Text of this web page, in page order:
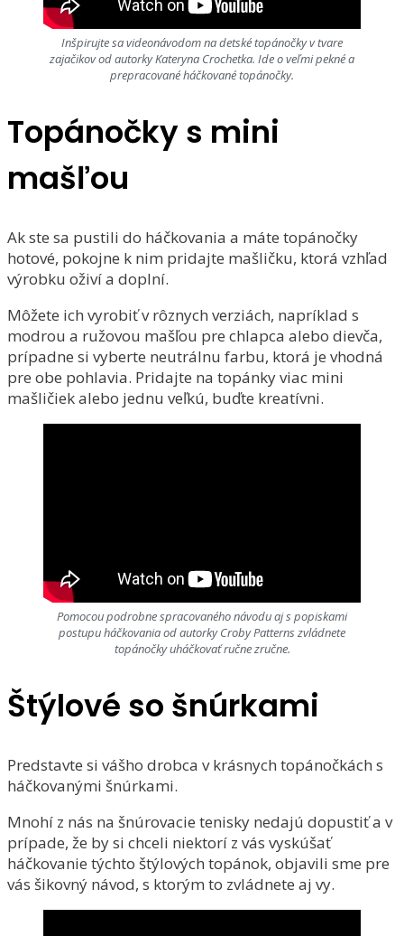
Inšpirujte sa videonávodom na detské topánočky v tvare
zajačikov od autorky Kateryna Crochetka. Ide o veľmi pekné a
prepracované háčkované topánočky.
Topánočky s mini
mašľou
Ak ste sa pustili do háčkovania a máte topánočky
hotové, pokojne k nim pridajte mašličku, ktorá vzhľad
výrobku oživí a doplní.
Môžete ich vyrobiť v rôznych verziách, napríklad s
modrou a ružovou mašľou pre chlapca alebo dievča,
prípadne si vyberte neutrálnu farbu, ktorá je vhodná
pre obe pohlavia. Pridajte na topánky viac mini
mašličiek alebo jednu veľkú, buďte kreatívni.
Pomocou podrobne spracovaného návodu aj s popiskami
postupu háčkovania od autorky Croby Patterns zvládnete
topánočky uháčkovať ručne zručne.
Štýlové so šnúrkami
Predstavte si vášho drobca v krásnych topánočkách s
háčkovanými šnúrkami.
Mnohí z nás na šnúrovacie tenisky nedajú dopustiť a v
prípade, že by si chceli niektorí z vás vyskúšať
háčkovanie týchto štýlových topánok, objavili sme pre
vás šikovný návod, s ktorým to zvládnete aj vy.